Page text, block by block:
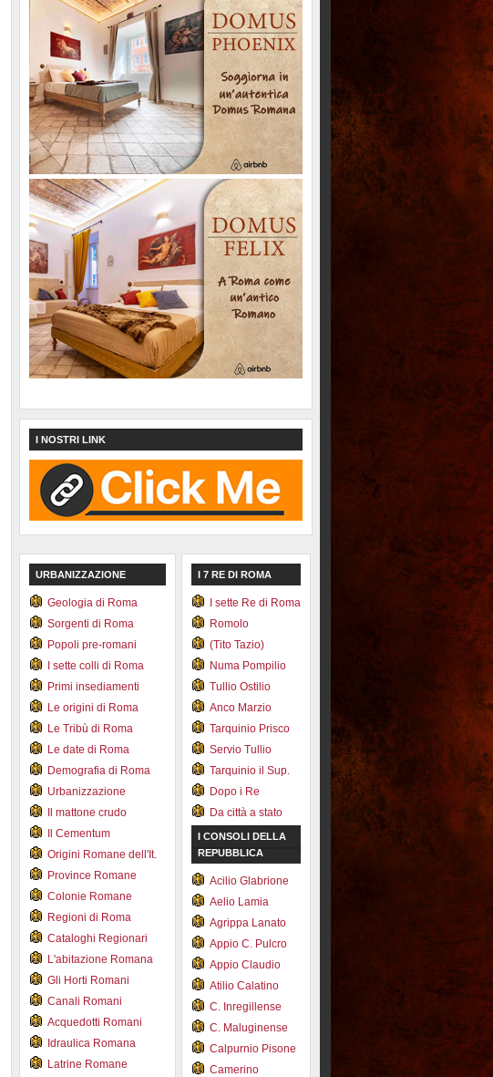
I NOSTRI LINK
URBANIZZAZIONE
Geologia di Roma
Sorgenti di Roma
Popoli pre-romani
I sette colli di Roma
Primi insediamenti
Le origini di Roma
Le Tribù di Roma
Le date di Roma
Demografia di Roma
Urbanizzazione
Il mattone crudo
Il Cementum
Origini Romane dell'It.
Province Romane
Colonie Romane
Regioni di Roma
Cataloghi Regionari
L'abitazione Romana
Gli Horti Romani
Canali Romani
Acquedotti Romani
Idraulica Romana
Latrine Romane
I 7 RE DI ROMA
I sette Re di Roma
Romolo
(Tito Tazio)
Numa Pompilio
Tullio Ostilio
Anco Marzio
Tarquinio Prisco
Servio Tullio
Tarquinio il Sup.
Dopo i Re
Da città a stato
I CONSOLI DELLA
REPUBBLICA
Acilio Glabrione
Aelio Lamia
Agrippa Lanato
Appio C. Pulcro
Appio Claudio
Atilio Calatino
C. Inregillense
C. Maluginense
Calpurnio Pisone
Camerino